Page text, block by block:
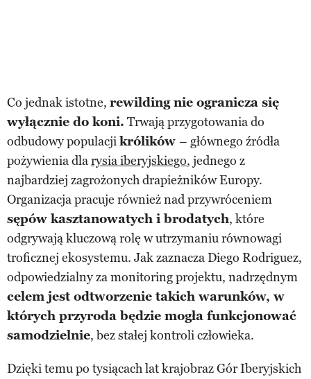
Co jednak istotne, rewilding nie ogranicza się
wyłącznie do koni. Trwają przygotowania do
odbudowy populacjikrólików – głównego źródła
pożywienia dlarysia iberyjskiego, jednego z
najbardziej zagrożonych drapieżników Europy.
Organizacja pracuje również nad przywróceniem
sępów kasztanowatych i brodatych, które
odgrywają kluczową rolę w utrzymaniu równowagi
troficznej ekosystemu. Jak zaznacza Diego Rodriguez,
odpowiedzialny za monitoring projektu, nadrzędnym
celem jest odtworzenie takich warunków, w
których przyroda będzie mogła funkcjonować
samodzielnie, bez stałej kontroli człowieka.
Dzięki temu po tysiącach lat krajobraz Gór Iberyjskich